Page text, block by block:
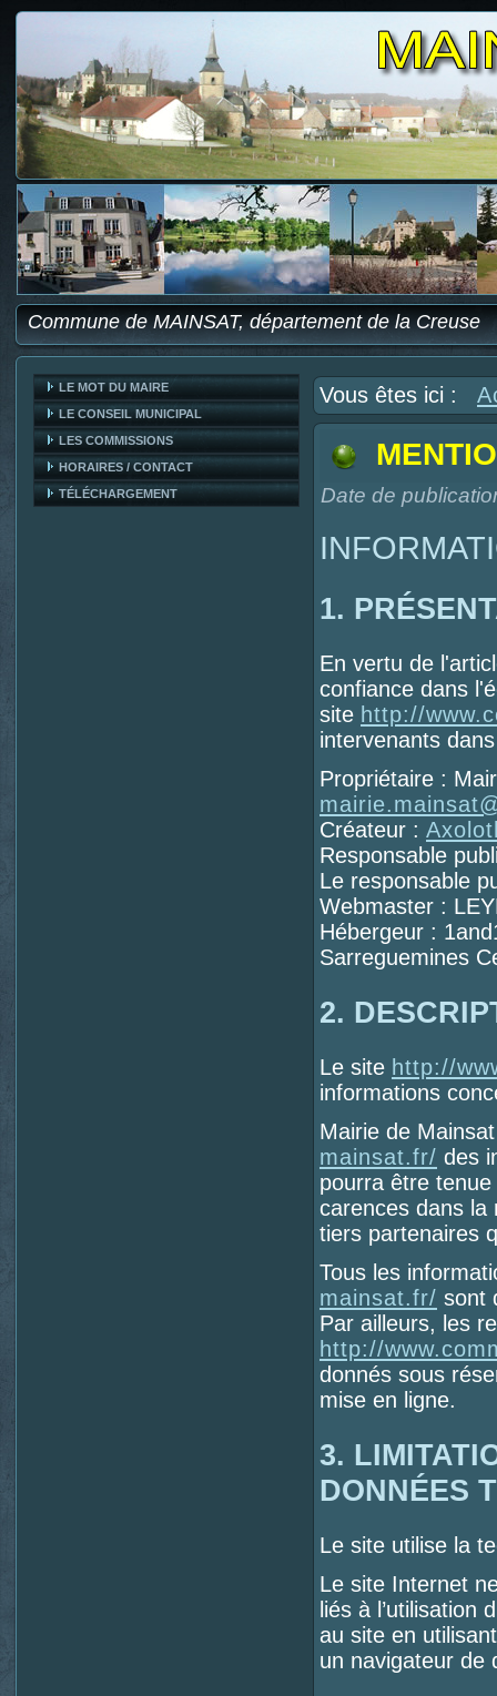
Commune de MAINSAT, département de la Creuse
LE MOT DU MAIRE
LE CONSEIL MUNICIPAL
LES COMMISSIONS
HORAIRES / CONTACT
TÉLÉCHARGEMENT
Vous êtes ici :
Date de
1.
En vertu de
confiance dans
site http://
intervenants
Propriétaire :
Créateur :
Responsable
Le responsable
Webmaster :
Hébergeur :
Sarreguemines
2.
Le site http://
informations
Mairie de
mainsat.fr/ des
pourra être
carences dans la
tiers partenaires
Tous les
mainsat.fr/ sont
Par ailleurs, les
http://
donnés sous
mise en ligne.
3.
DONNÉES
Le site utilise la
Le site Internet
liés à l’utilisation
au site en
un navigateur de